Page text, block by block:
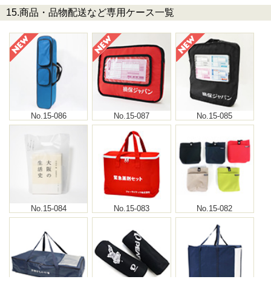
15.商品・品物配送など専用ケース一覧
No.15-086 No.15-087 No.15-085
No.15-084 No.15-083 No.15-082